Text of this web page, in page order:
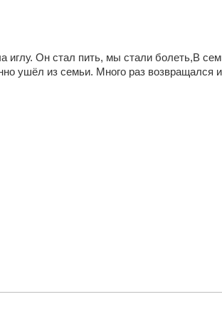
иглу. Он стал пить, мы стали болеть,В
ушёл из семьи. Много раз возвращался